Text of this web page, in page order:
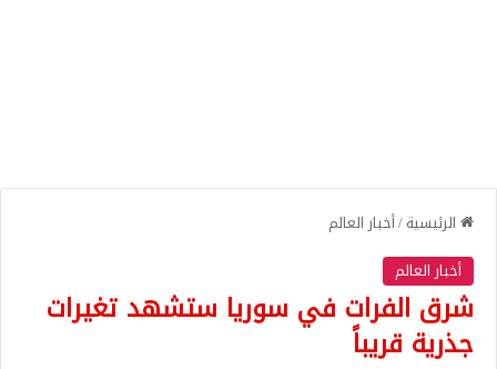
الرئيسية/أخبار العالم
أخبار العالم
شرق الفرات في سوريا ستشهد تغيرات
جذرية قريباً